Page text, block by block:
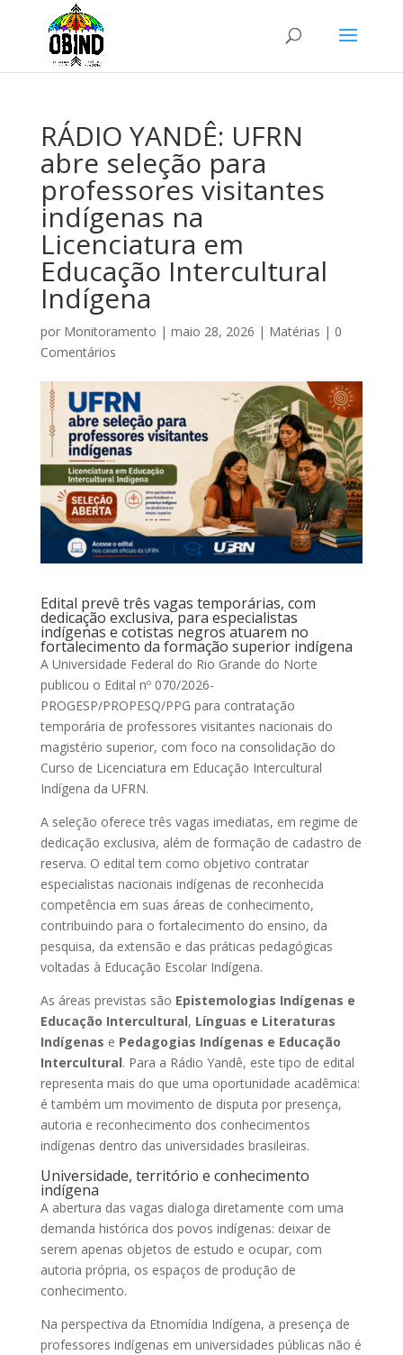
RÁDIO YANDÊ: UFRN
abre seleção para
professores visitantes
indígenas na
Licenciatura em
Educação Intercultural
Indígena
por Monitoramento | maio 28, 2026 | Matérias | 0
Comentários
Edital prevê três vagas temporárias, com
dedicação exclusiva, para especialistas
indígenas e cotistas negros atuarem no
fortalecimento da formação superior indígena
A Universidade Federal do Rio Grande do Norte
publicou o Edital nº 070/2026-
PROGESP/PROPESQ/PPG para contratação
temporária de professores visitantes nacionais do
magistério superior, com foco na consolidação do
Curso de Licenciatura em Educação Intercultural
Indígena da UFRN.
A seleção oferece três vagas imediatas, em regime de
dedicação exclusiva, além de formação de cadastro de
reserva. O edital tem como objetivo contratar
especialistas nacionais indígenas de reconhecida
competência em suas áreas de conhecimento,
contribuindo para o fortalecimento do ensino, da
pesquisa, da extensão e das práticas pedagógicas
voltadas à Educação Escolar Indígena.
As áreas previstas são Epistemologias Indígenas e
Educação Intercultural, Línguas e Literaturas
Indígenas e Pedagogias Indígenas e Educação
Intercultural. Para a Rádio Yandê, este tipo de edital
representa mais do que uma oportunidade acadêmica:
é também um movimento de disputa por presença,
autoria e reconhecimento dos conhecimentos
indígenas dentro das universidades brasileiras.
Universidade, território e conhecimento
indígena
A abertura das vagas dialoga diretamente com uma
demanda histórica dos povos indígenas: deixar de
serem apenas objetos de estudo e ocupar, com
autoria própria, os espaços de produção de
conhecimento.
Na perspectiva da Etnomídia Indígena, a presença de
professores indígenas em universidades públicas não é